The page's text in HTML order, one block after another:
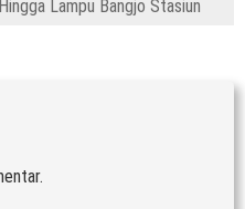
Lampu Bangjo Stasiun